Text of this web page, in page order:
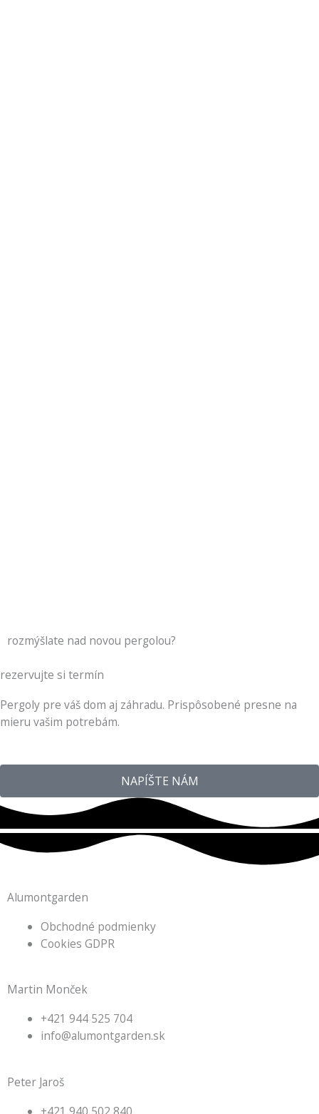
rozmýšlate nad novou pergolou?
rezervujte si termín
Pergoly pre váš dom aj záhradu. Prispôsobené presne na
mieru vašim potrebám.
NAPÍŠTE NÁM
Alumontgarden
Obchodné podmienky
Cookies GDPR
Martin Monček
+421 944 525 704
info@alumontgarden.sk
Peter Jaroš